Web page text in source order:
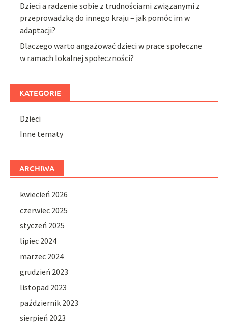
Dzieci a radzenie sobie z trudnościami związanymi z
przeprowadzką do innego kraju – jak pomóc im w
adaptacji?
Dlaczego warto angażować dzieci w prace społeczne
w ramach lokalnej społeczności?
KATEGORIE
Dzieci
Inne tematy
ARCHIWA
kwiecień 2026
czerwiec 2025
styczeń 2025
lipiec 2024
marzec 2024
grudzień 2023
listopad 2023
październik 2023
sierpień 2023